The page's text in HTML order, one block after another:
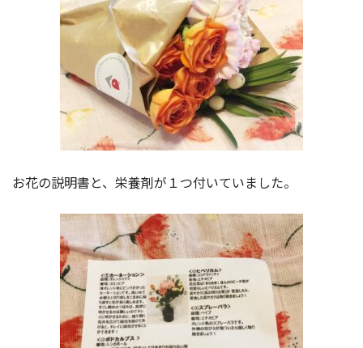
お花の説明書と、栄養剤が１つ付いていました。